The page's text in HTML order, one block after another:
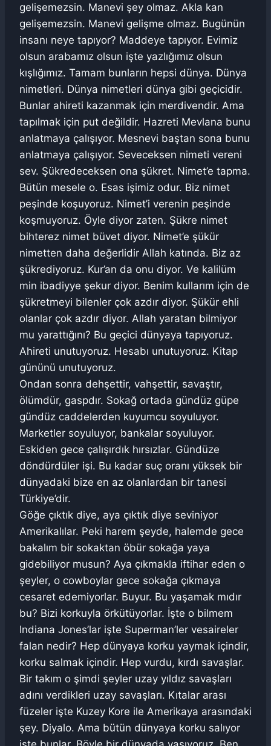
gelişemezsin. Manevi şey olmaz. Akla kan
gelişemezsin. Manevi gelişme olmaz. Bugünün
insanı neye tapıyor? Maddeye tapıyor. Evimiz
olsun arabamız olsun işte yazlığımız olsun
kışlığımız. Tamam bunların hepsi dünya. Dünya
nimetleri. Dünya nimetleri dünya gibi geçicidir.
Bunlar ahireti kazanmak için merdivendir. Ama
tapılmak için put değildir. Hazreti Mevlana bunu
anlatmaya çalışıyor. Mesnevi baştan sona bunu
anlatmaya çalışıyor. Seveceksen nimeti vereni
sev. Şükredeceksen ona şükret. Nimet’e tapma.
Bütün mesele o. Esas işimiz odur. Biz nimet
peşinde koşuyoruz. Nimet’i verenin peşinde
koşmuyoruz. Öyle diyor zaten. Şükre nimet
bihterez nimet büvet diyor. Nimet’e şükür
nimetten daha değerlidir Allah katında. Biz az
şükrediyoruz. Kur’an da onu diyor. Ve kalilüm
min ibadiyye şekur diyor. Benim kullarım için de
şükretmeyi bilenler çok azdır diyor. Şükür ehli
olanlar çok azdır diyor. Allah yaratan bilmiyor
mu yarattığını? Bu geçici dünyaya tapıyoruz.
Ahireti unutuyoruz. Hesabı unutuyoruz. Kitap
gününü unutuyoruz.
Ondan sonra dehşettir, vahşettir, savaştır,
ölümdür, gaspdır. Sokağ ortada gündüz güpe
gündüz caddelerden kuyumcu soyuluyor.
Marketler soyuluyor, bankalar soyuluyor.
Eskiden gece çalışırdık hırsızlar. Gündüze
döndürdüler işi. Bu kadar suç oranı yüksek bir
dünyadaki bize en az olanlardan bir tanesi
Türkiye’dir.
Göğe çıktık diye, aya çıktık diye seviniyor
Amerikalılar. Peki harem şeyde, halemde gece
bakalım bir sokaktan öbür sokağa yaya
gidebiliyor musun? Aya çıkmakla iftihar eden o
şeyler, o cowboylar gece sokağa çıkmaya
cesaret edemiyorlar. Buyur. Bu yaşamak mıdır
bu? Bizi korkuyla örkütüyorlar. İşte o bilmem
Indiana Jones’lar işte Superman’ler vesaireler
falan nedir? Hep dünyaya korku yaymak içindir,
korku salmak içindir. Hep vurdu, kırdı savaşlar.
Bir takım o şimdi şeyler uzay yıldız savaşları
adını verdikleri uzay savaşları. Kıtalar arası
füzeler işte Kuzey Kore ile Amerikaya arasındaki
şey. Diyalo. Ama bütün dünyaya korku salıyor